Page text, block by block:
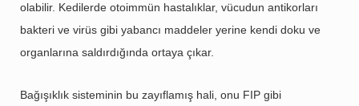
olabilir. Kedilerde otoimmün hastalıklar, vücudun antikorları
bakteri ve virüs gibi yabancı maddeler yerine kendi doku ve
organlarına saldırdığında ortaya çıkar.
Bağışıklık sisteminin bu zayıflamış hali, onu FIP gibi